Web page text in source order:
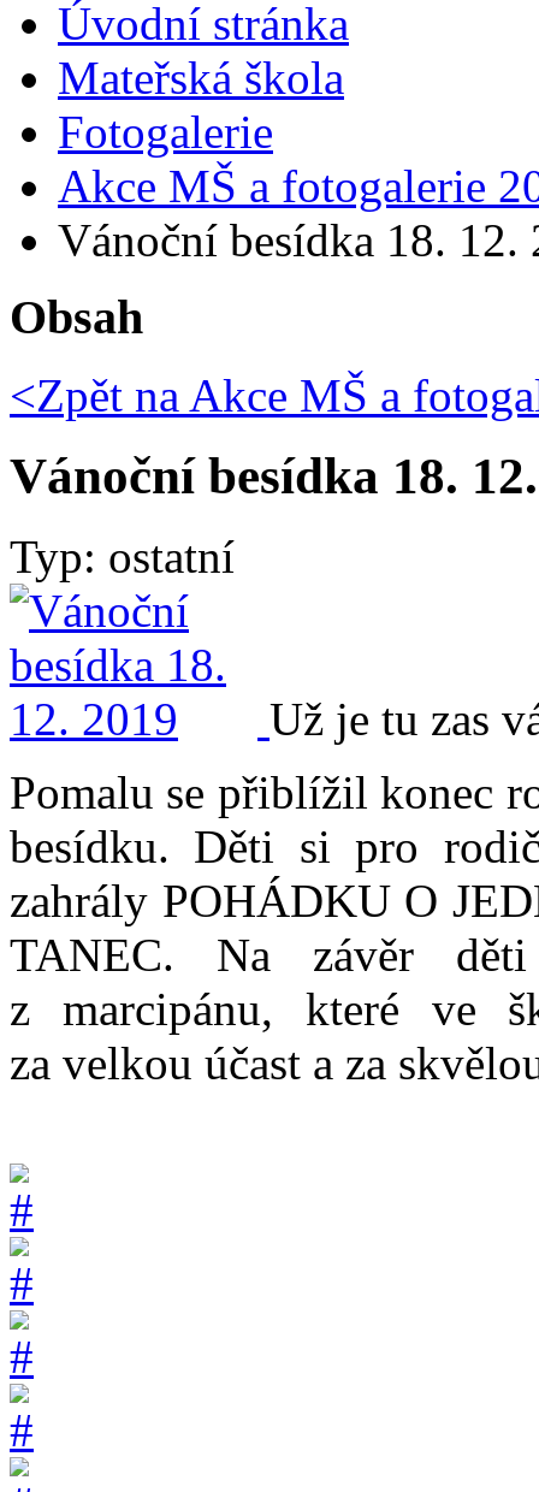
Úvodní stránka
Mateřská škola
Fotogalerie
Akce MŠ a fotogalerie
Vánoční besídka 18. 12.
Obsah
<Zpět na Akce MŠ a
Vánoční besídka 18.
Typ: ostatní
Už je tu zas
Pomalu se přiblížil konec
besídku. Děti si pro
zahrály POHÁDKU O
TANEC. Na závěr
z marcipánu, které ve
za velkou účast a za